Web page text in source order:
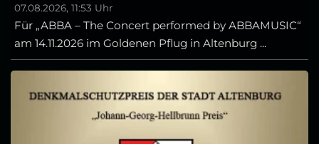
07.08.2026, 11:53 Uhr
Für „ABBA – The Concert performed by ABBAMUSIC“
am 14.11.2026 im Goldenen Pflug in Altenburg ...